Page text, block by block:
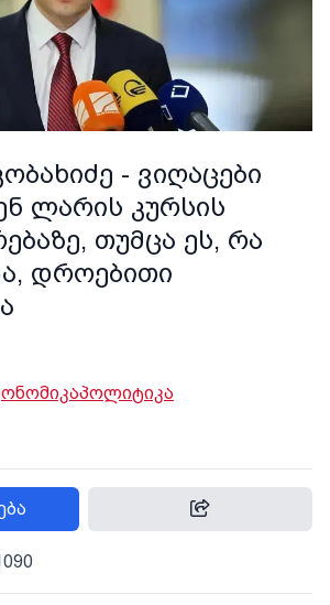
- ვიღაცები
ლარის კურსის
თუმცა ეს, რა
დროებითი
პოლიტიკა